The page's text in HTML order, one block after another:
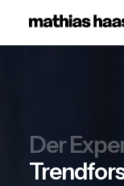
Über
Kontakt
Der